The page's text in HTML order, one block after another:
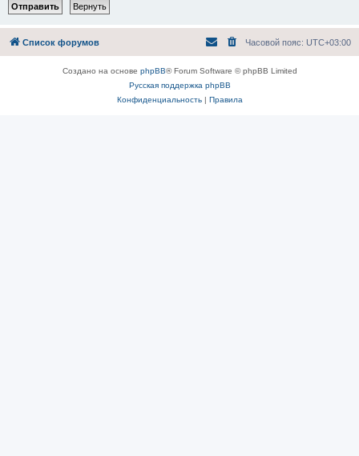
Список форумов Часовой пояс: UTC+03:00
Создано на основе phpBB® Forum Software © phpBB Limited
Русская поддержка phpBB
Конфиденциальность| Правила